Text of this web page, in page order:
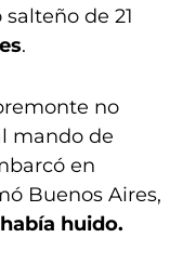
de 21
.
no
mando de
en
Buenos Aires,
huido.